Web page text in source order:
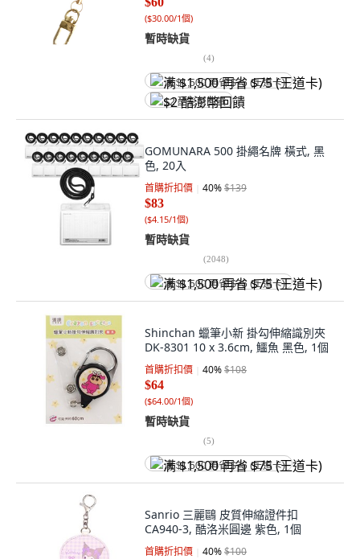
($30.00/1個)
暫時缺貨
(4)
满 $1,500 再省 $75 (王道卡)
$2 酷澎幣回饋
GOMUNARA 500 掛繩名牌 橫式, 黑
色, 20入
首購折扣價 40%$139
$83
($4.15/1個)
暫時缺貨
(2048)
满 $1,500 再省 $75 (王道卡)
Shinchan 蠟筆小新 掛勾伸縮識別夾
DK-8301 10 x 3.6cm, 鱷魚 黑色, 1個
首購折扣價 40%$108
$64
($64.00/1個)
暫時缺貨
(5)
满 $1,500 再省 $75 (王道卡)
Sanrio 三麗鷗 皮質伸縮證件扣
CA940-3, 酷洛米圓邊 紫色, 1個
首購折扣價 40%$100